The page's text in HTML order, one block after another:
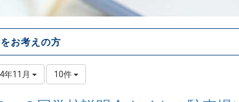
お考えの方
年11月 10件